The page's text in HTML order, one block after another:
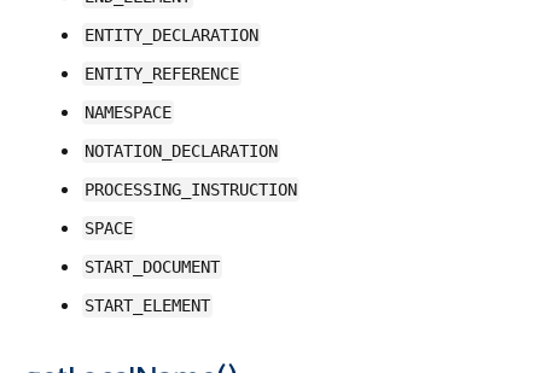
ENTITY_DECLARATION
ENTITY_REFERENCE
NAMESPACE
NOTATION_DECLARATION
PROCESSING_INSTRUCTION
SPACE
START_DOCUMENT
START_ELEMENT